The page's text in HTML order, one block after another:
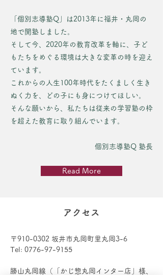
「個別志導塾Q」は2013年に福井・丸岡の
地で開塾しました。
そして今、2020年の教育改革を軸に、子ど
もたちをめぐる環境は大きな変革の時を迎え
ています。
これからの人生100年時代をたくましく生き
ぬく力を、どの子にも身につけてほしい。
そんな願いから、私たちは従来の学習塾の枠
を超えた教育に取り組んでいます。
個別志導塾Q 塾長
Read More
アクセス
〒910-0302 坂井市丸岡町里丸岡3-6
Tel: 0776-97-9155
勝山丸岡線（「かじ惣丸岡インター店」様、